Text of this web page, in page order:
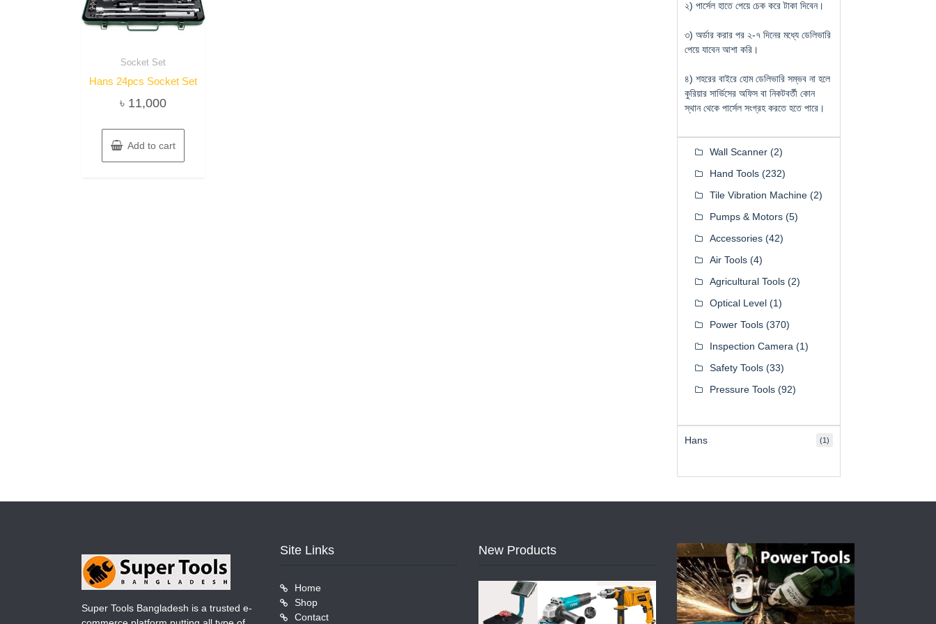
Socket Set
Hans 24pcs Socket Set
৳ 11,000
Add to cart
২) পার্সেল হাতে পেয়ে চেক করে টাকা দিবেন।
৩) অর্ডার করার পর ২-৭ দিনের মধ্যে ডেলিভারি
পেয়ে যাবেন আশা করি।
৪) শহরের বাইরে হোম ডেলিভারি সম্ভব না হলে
কুরিয়ার সার্ভিসের অফিস বা নিকটবর্তী কোন
স্থান থেকে পার্সেল সংগ্রহ করতে হতে পারে।
Wall Scanner (2)
Hand Tools (232)
Tile Vibration Machine (2)
Pumps & Motors (5)
Accessories (42)
Air Tools (4)
Agricultural Tools (2)
Optical Level (1)
Power Tools (370)
Inspection Camera (1)
Safety Tools (33)
Pressure Tools (92)
Hans (1)
Super Tools Bangladesh is a trusted e-
Site Links
Home
Shop
Contact
New Products